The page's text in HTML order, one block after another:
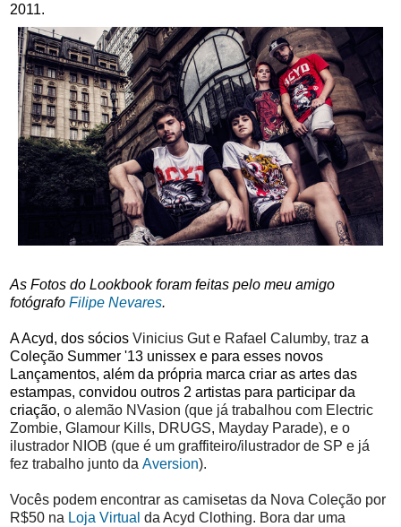
2011.
As Fotos do Lookbook foram feitas pelo meu amigo
fotógrafo Filipe Nevares.
A Acyd, dos sócios Vinicius Gut e Rafael Calumby, traz a
Coleção Summer '13 unissex e para esses novos
Lançamentos, além da própria marca criar as artes das
estampas, convidou outros 2 artistas para participar da
criação, o alemão NVasion (que já trabalhou com Electric
Zombie, Glamour Kills, DRUGS, Mayday Parade), e o
ilustrador NIOB (que é um graffiteiro/ilustrador de SP e já
fez trabalho junto da Aversion).
Vocês podem encontrar as camisetas da Nova Coleção por
R$50 na Loja Virtual da Acyd Clothing. Bora dar uma